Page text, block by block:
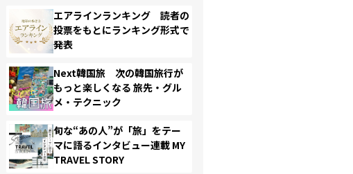
エアラインランキング 読者の
投票をもとにランキング形式で
発表
Next韓国旅 次の韓国旅行が
もっと楽しくなる 旅先・グル
メ・テクニック
旬な“あの人”が「旅」をテー
マに語るインタビュー連載 MY
TRAVEL STORY